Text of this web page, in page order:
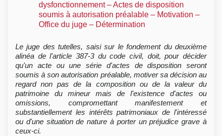
dysfonctionnement – Actes de disposition
soumis à autorisation préalable – Motivation –
Office du juge – Détermination
Le juge des tutelles, saisi sur le fondement du deuxième
alinéa de l'article 387-3 du code civil, doit, pour décider
qu'un acte ou une série d'actes de disposition seront
soumis à son autorisation préalable, motiver sa décision au
regard non pas de la composition ou de la valeur du
patrimoine du mineur mais de l'existence d'actes ou
omissions, compromettant manifestement et
substantiellement les intérêts patrimoniaux de l'intéressé
ou d'une situation de nature à porter un préjudice grave à
ceux-ci.